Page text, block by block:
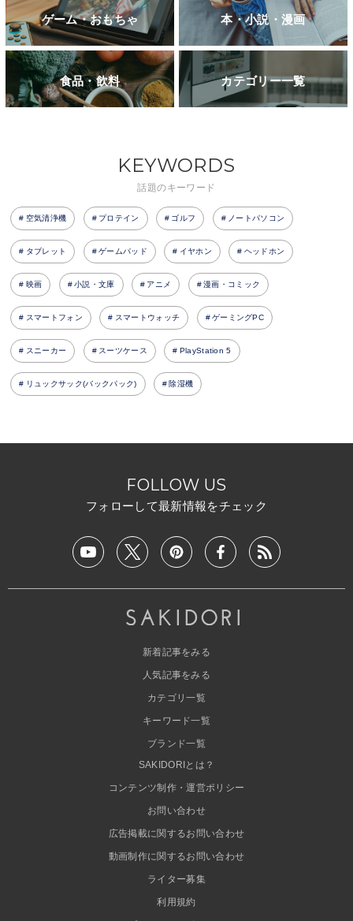
ゲーム・おもちゃ 本・小説・漫画
食品・飲料 カテゴリー一覧
KEYWORDS
話題のキーワード
空気清浄機 プロテイン ゴルフ ノートパソコン
タブレット ゲームパッド イヤホン ヘッドホン
映画 小説・文庫 アニメ 漫画・コミック
スマートフォン スマートウォッチ ゲーミングPC
スニーカー スーツケース PlayStation 5
リュックサック(バックパック) 除湿機
FOLLOW US
フォローして最新情報をチェック
新着記事をみる
人気記事をみる
カテゴリ一覧
キーワード一覧
ブランド一覧
SAKIDORIとは？
コンテンツ制作・運営ポリシー
お問い合わせ
広告掲載に関するお問い合わせ
動画制作に関するお問い合わせ
ライター募集
利用規約